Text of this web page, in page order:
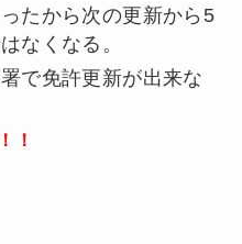
たから次の更新から5
なくなる。
で免許更新が出来な
！